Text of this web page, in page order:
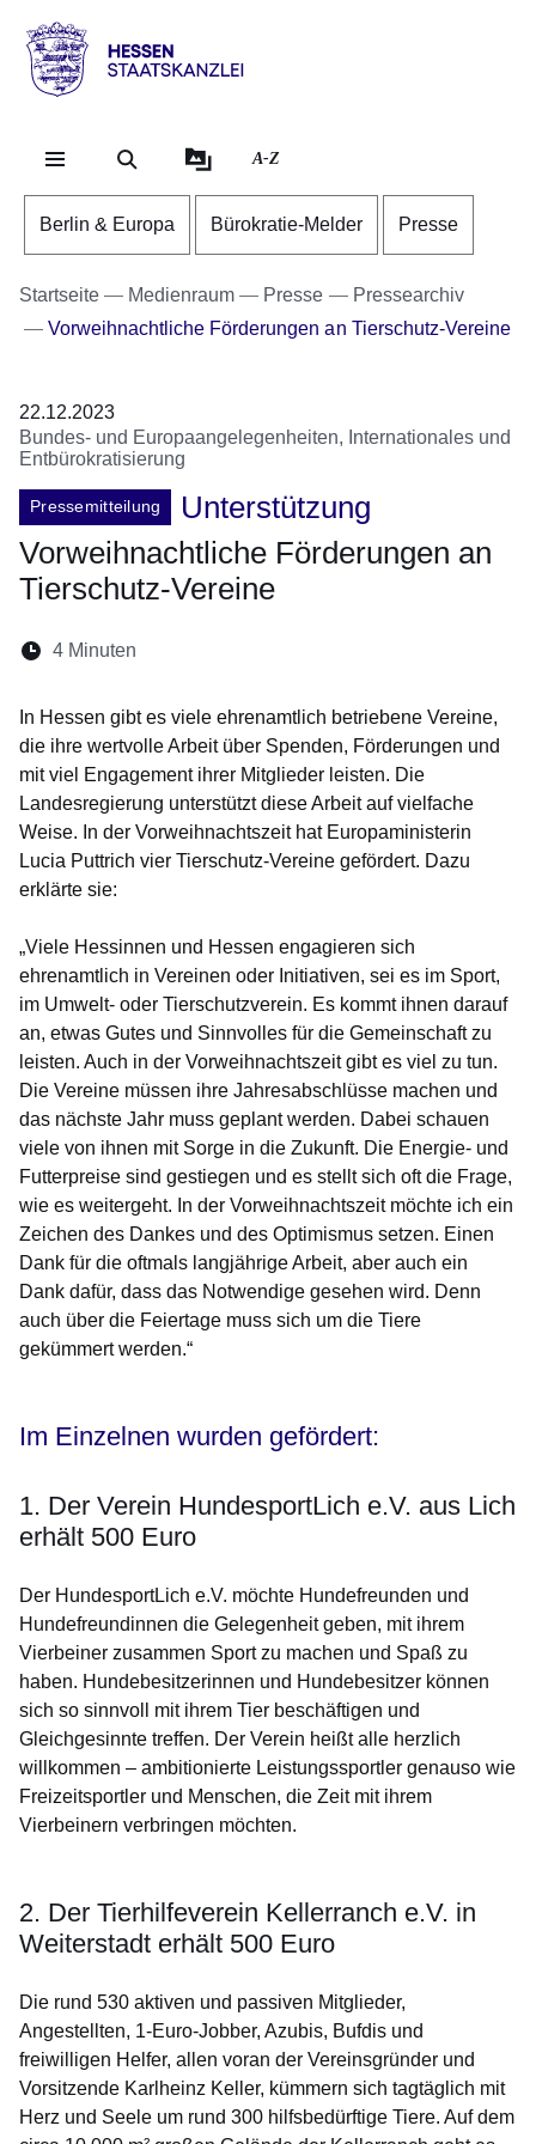
Hessen
Staatskanzlei
A-Z
Berlin & Europa Bürokratie-Melder Presse
Startseite Medienraum Presse
Pressearchiv
Vorweihnachtliche Förderungen an Tierschutz-Vereine
22.12.2023
Bundes- und Europaangelegenheiten, Internationales und
Entbürokratisierung
Pressemitteilung
Unterstützung
Vorweihnachtliche Förderungen an
Tierschutz-Vereine
Lesedauer:
4 Minuten
In Hessen gibt es viele ehrenamtlich betriebene Vereine,
die ihre wertvolle Arbeit über Spenden, Förderungen und
mit viel Engagement ihrer Mitglieder leisten. Die
Landesregierung unterstützt diese Arbeit auf vielfache
Weise. In der Vorweihnachtszeit hat Europaministerin
Lucia Puttrich vier Tierschutz-Vereine gefördert. Dazu
erklärte sie:
„Viele Hessinnen und Hessen engagieren sich
ehrenamtlich in Vereinen oder Initiativen, sei es im Sport,
im Umwelt- oder Tierschutzverein. Es kommt ihnen darauf
an, etwas Gutes und Sinnvolles für die Gemeinschaft zu
leisten. Auch in der Vorweihnachtszeit gibt es viel zu tun.
Die Vereine müssen ihre Jahresabschlüsse machen und
das nächste Jahr muss geplant werden. Dabei schauen
viele von ihnen mit Sorge in die Zukunft. Die Energie- und
Futterpreise sind gestiegen und es stellt sich oft die Frage,
wie es weitergeht. In der Vorweihnachtszeit möchte ich ein
Zeichen des Dankes und des Optimismus setzen. Einen
Dank für die oftmals langjährige Arbeit, aber auch ein
Dank dafür, dass das Notwendige gesehen wird. Denn
auch über die Feiertage muss sich um die Tiere
gekümmert werden.“
Im Einzelnen wurden gefördert:
1. Der Verein HundesportLich e.V. aus Lich
erhält 500 Euro
Der HundesportLich e.V. möchte Hundefreunden und
Hundefreundinnen die Gelegenheit geben, mit ihrem
Vierbeiner zusammen Sport zu machen und Spaß zu
haben. Hundebesitzerinnen und Hundebesitzer können
sich so sinnvoll mit ihrem Tier beschäftigen und
Gleichgesinnte treffen. Der Verein heißt alle herzlich
willkommen – ambitionierte Leistungssportler genauso wie
Freizeitsportler und Menschen, die Zeit mit ihrem
Vierbeinern verbringen möchten.
2. Der Tierhilfeverein Kellerranch e.V. in
Weiterstadt erhält 500 Euro
Die rund 530 aktiven und passiven Mitglieder,
Angestellten, 1-Euro-Jobber, Azubis, Bufdis und
freiwilligen Helfer, allen voran der Vereinsgründer und
Vorsitzende Karlheinz Keller, kümmern sich tagtäglich mit
Herz und Seele um rund 300 hilfsbedürftige Tiere. Auf dem